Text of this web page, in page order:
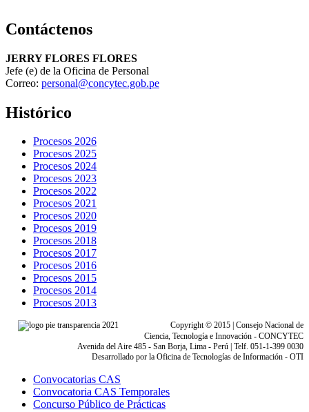
Contáctenos
JERRY FLORES FLORES
Jefe (e) de la Oficina de Personal
Correo: personal@concytec.gob.pe
Histórico
Procesos 2026
Procesos 2025
Procesos 2024
Procesos 2023
Procesos 2022
Procesos 2021
Procesos 2020
Procesos 2019
Procesos 2018
Procesos 2017
Procesos 2016
Procesos 2015
Procesos 2014
Procesos 2013
Copyright © 2015 | Consejo Nacional de
Ciencia, Tecnología e Innovación - CONCYTEC
Avenida del Aire 485 - San Borja, Lima - Perú | Telf. 051-1-399 0030
Desarrollado por la Oficina de Tecnologías de Información - OTI
Convocatorias CAS
Convocatoria CAS Temporales
Concurso Público de Prácticas